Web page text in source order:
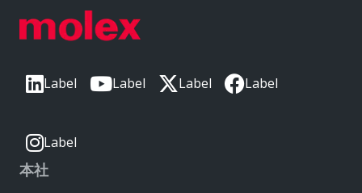
Label Label Label Label
Label
本社